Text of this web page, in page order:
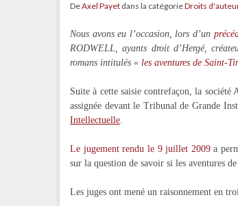
DeAxel Payet dans la catégorieDroits
Nous avons eu l’occasion, lors d’un
RODWELL, ayants droit d’Hergé,
romans intitulés « les aventures de Saint-
Suite à cette saisie contrefaçon, la
assignée devant le Tribunal de Grande
Intellectuelle.
Le jugement rendu le 9 juillet 2009a
sur la question de savoir si les aventures
Les juges ont mené un raisonnement en